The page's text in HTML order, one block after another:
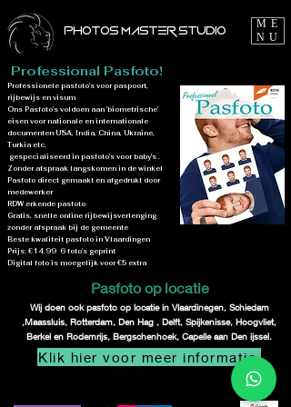
PHOTOS MASTER STUDIO
ME
NU
Professional Pasfoto!
Professionele pasfoto's voor paspoort,
rijbewijs en visum
Ons Pasfoto's voldoen aan 'biometrische'
eisen voor nationale en internationale
documenten USA, India, China, Ukraine,
Turkia etc.
gespecialiseerd in pasfoto's voor baby's .
Zonder afspraak langskomen in de winkel
Pasfoto direct gemaakt en afgedrukt door
medewerker
RDW erkende pasfoto
Gratis, snelle online rijbewijsverlenging
zonder afspraak bij de gemeente
Beste kwaliteit pasfoto in Vlaardingen
Prijs: €14.99 6 foto's geprint
Digital foto is moegelijk voor €5 extra
Pasfoto op locatie
Wij doen ook pasfoto op locatie in Vlaardinegen, Schiedam
,Maassluis, Rotterdam, Den Hag , Delft, Spijkenisse, Hoogvliet,
Berkel en Rodemrijs, Bergschenhoek, Capelle aan Den ijssel.
Klik hier voor meer informatie